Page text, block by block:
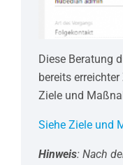
Diese Beratung
bereits
Ziele und
Siehe Ziele und
Hinweis: Nach